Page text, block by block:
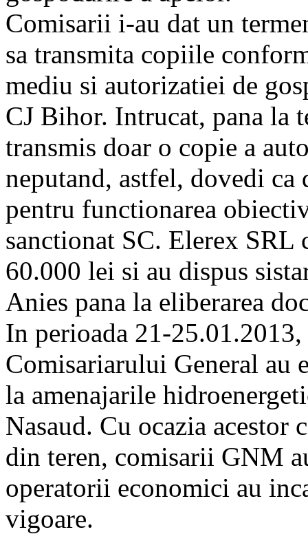
Comisarii i-au dat un
sa transmita copiile
mediu si autorizatiei de
CJ Bihor. Intrucat, pana la
transmis doar o copie a
neputand, astfel, dovedi
pentru functionarea
sanctionat SC. Elerex SRL
60.000 lei si au dispus
Anies pana la eliberarea
In perioada 21-
Comisariarului General au
la amenajarile
Nasaud. Cu ocazia
din teren, comisarii GNM
operatorii economici au
vigoare.